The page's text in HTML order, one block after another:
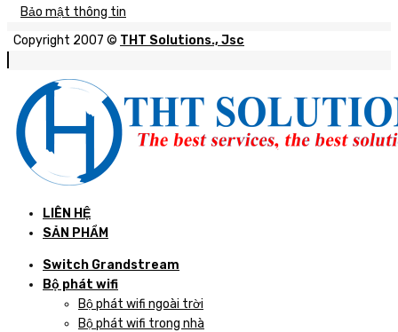
Bảo mật thông tin
Copyright 2007 © THT Solutions., Jsc
LIÊN HỆ
SẢN PHẨM
Switch Grandstream
Bộ phát wifi
Bộ phát wifi ngoài trời
Bộ phát wifi trong nhà